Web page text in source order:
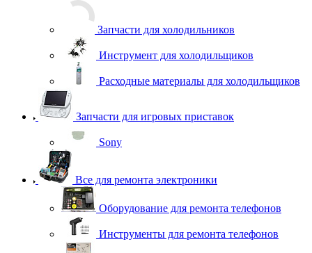
Запчасти для холодильников
Инструмент для холодильщиков
Расходные материалы для холодильщиков
Запчасти для игровых приставок
Sony
Все для ремонта электроники
Оборудование для ремонта телефонов
Инструменты для ремонта телефонов